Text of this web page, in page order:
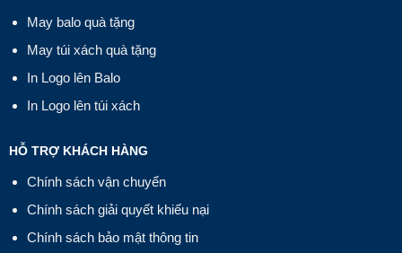
May balo quà tặng
May túi xách quà tặng
In Logo lên Balo
In Logo lên túi xách
HỖ TRỢ KHÁCH HÀNG
Chính sách vận chuyển
Chính sách giải quyết khiếu nại
Chính sách bảo mật thông tin